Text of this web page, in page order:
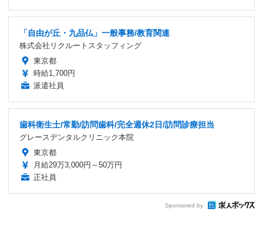
「自由が丘・九品仏」一般事務/教育関連
株式会社リクルートスタッフィング
東京都
時給1,700円
派遣社員
歯科衛生士/常勤/訪問歯科/完全週休2日/訪問診療担当
グレースデンタルクリニック本院
東京都
月給29万3,000円～50万円
正社員
Sponsored by